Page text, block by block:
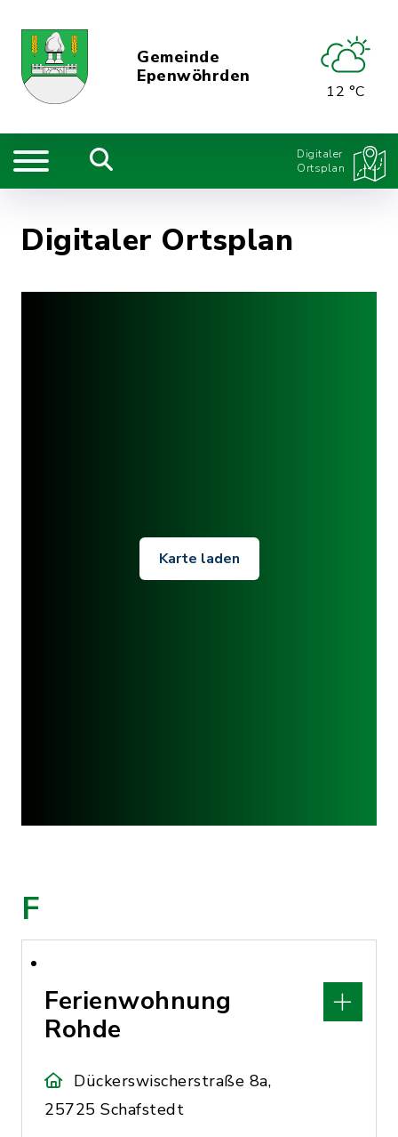
Gemeinde
Epenwöhrden
12 °C
Digitaler
Ortsplan
Digitaler Ortsplan
Karte laden
F
Ferienwohnung
Rohde
Dückerswischerstraße 8a,
25725 Schafstedt